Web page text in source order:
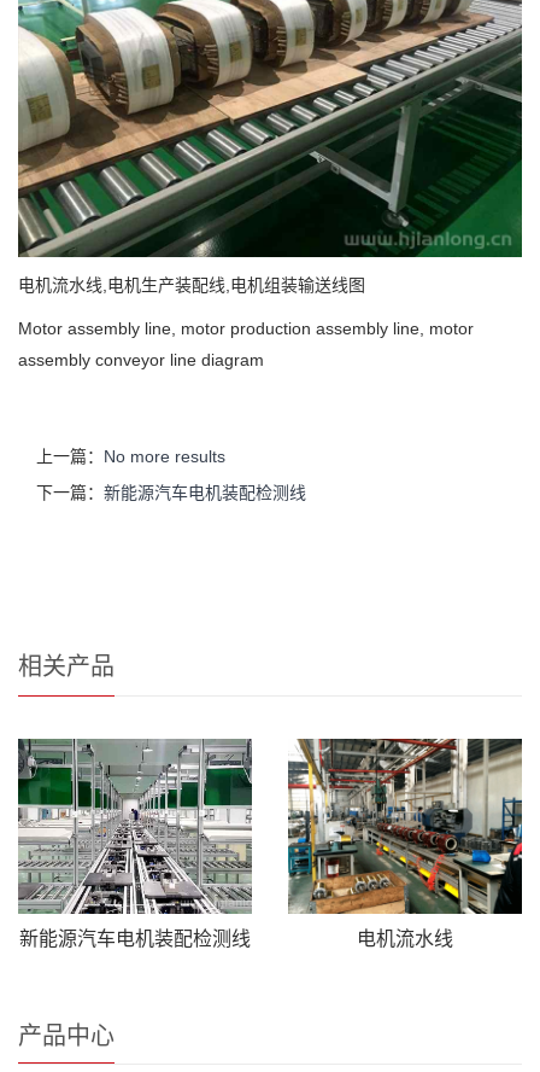
电机流水线,电机生产装配线,电机组装输送线图
Motor assembly line, motor production assembly line, motor
assembly conveyor line diagram
上一篇： No more results
下一篇： 新能源汽车电机装配检测线
相关产品
新能源汽车电机装配检测线 电机流水线
产品中心